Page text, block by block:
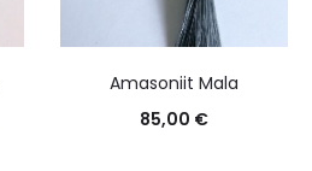
Amasoniit Mala
85,00 €